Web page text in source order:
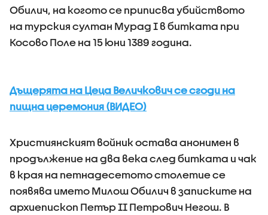
Обилич, на когото се приписва убийството
на турския султан Мурад I в битката при
Косово Поле на 15 юни 1389 година.
Дъщерята на Цеца Величкович се сгоди на
пищна церемония (ВИДЕО)
Християнският войник остава анонимен в
продължение на два века след битката и чак
в края на петнадесетото столетие се
появява името Милош Обилич в записките на
архиепископ Петър II Петрович Негош. В